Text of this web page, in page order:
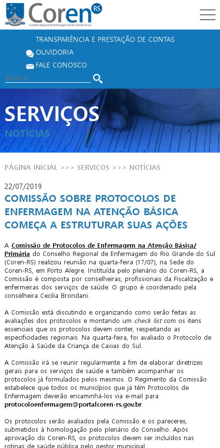
TRANSPARÊNCIA E PRESTAÇÃO DE CONTAS
OUVIDORIA
FALE CONOSCO
SERVIÇOS
NOTÍCIAS
PÁGINA INICIAL >>> SERVICOS >>> NOTÍCIAS
22/07/2019
COMISSÃO SOBRE PROTOCOLOS DE
ENFERMAGEM NA ATENÇÃO BÁSICA
COMEÇA A ESTRUTURAR SUAS AÇÕES
A Comissão de Protocolos de Enfermagem na Atenção Básica/
Primária do Conselho Regional de Enfermagem do Rio Grande do Sul
(Coren-RS) realizou reunião na quarta-feira (17/07), na Sede do
Coren-RS, em Porto Alegre. Instituída pelo plenário do Coren-RS, a
Comissão é composta por conselheiras, profissionais da Fiscalização e
enfermeiras dos serviços de saúde. O grupo é coordenado pela
conselheira Cecilia Brondani.
A Comissão está discutindo e organizando como serão feitas as
avaliações dos protocolos e montando um check listcom os itens
essenciais que os protocolos devem conter, respeitando as
especificidades regionais. Na quarta-feira, foi avaliado o Protocolo de
Atenção à Saúde da Criança de Caxias do Sul.
A Comissão irá se reunir regularmente a fim de elaborar diretrizes
gerais para os serviços de saúde e também acompanhar os
protocolos já formulados pelos mesmos. O Regimento da Comissão
estabelece que todos os municípios que já têm Protocolos de
Enfermagem deverão encaminhá-los via e-mail para
protocoloenfermagem@portalcoren-rs.gov.br.
Os protocolos serão avaliados pela Comissão e os pareceres,
submetidos à homologação pelo plenário do Conselho. Após
aprovação do Coren-RS, os protocolos devem ser incluídos nas
rotinas de saúde pública pelo gestor municipal.